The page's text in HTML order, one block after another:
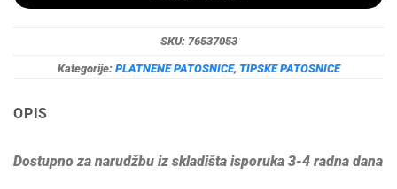
SKU: 76537053
Kategorije: PLATNENE PATOSNICE, TIPSKE PATOSNICE
OPIS
Dostupno za narudžbu iz skladišta isporuka 3-4 radna dana